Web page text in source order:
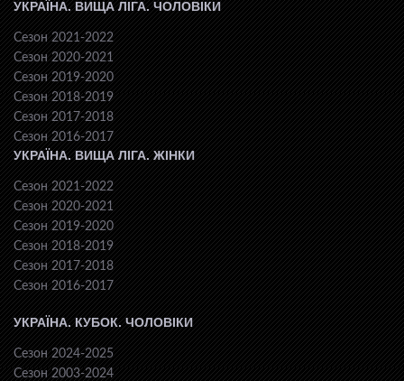
УКРАЇНА. ВИЩА ЛІГА. ЧОЛОВІКИ
Сезон 2021-2022
Сезон 2020-2021
Сезон 2019-2020
Сезон 2018-2019
Сезон 2017-2018
Сезон 2016-2017
УКРАЇНА. ВИЩА ЛІГА. ЖІНКИ
Сезон 2021-2022
Сезон 2020-2021
Сезон 2019-2020
Сезон 2018-2019
Сезон 2017-2018
Сезон 2016-2017
УКРАЇНА. КУБОК. ЧОЛОВІКИ
Сезон 2024-2025
Сезон 2003-2024